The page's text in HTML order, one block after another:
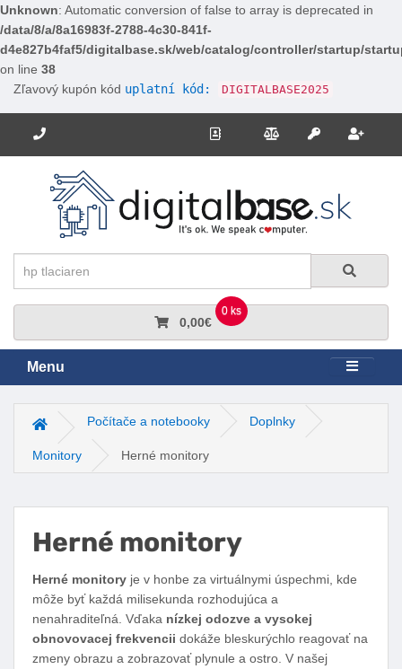
Unknown: Automatic conversion of false to array is deprecated in
/data/8/a/8a16983f-2788-4c30-841f-
d4e827b4faf5/digitalbase.sk/web/catalog/controller/startup/
on line 38
Zľavový kupón kód uplatní kód: DIGITALBASE2025
Potrebujete poradiť? Zavolajte nám. Kontakt Porovnanie
Prihlásiť sa
0 ks
0,00€
Menu
Hlavná stránkaPočítače a notebooky Doplnky
Monitory Herné monitory
Herné monitory
Herné monitory je v honbe za virtuálnymi úspechmi, kde
môže byť každá milisekunda rozhodujúca a
nenahraditeľná. Vďaka nízkej odozve a vysokej
obnovovacej frekvencii dokáže bleskurýchlo reagovať na
zmeny obrazu a zobrazovať plynule a ostro. V našej